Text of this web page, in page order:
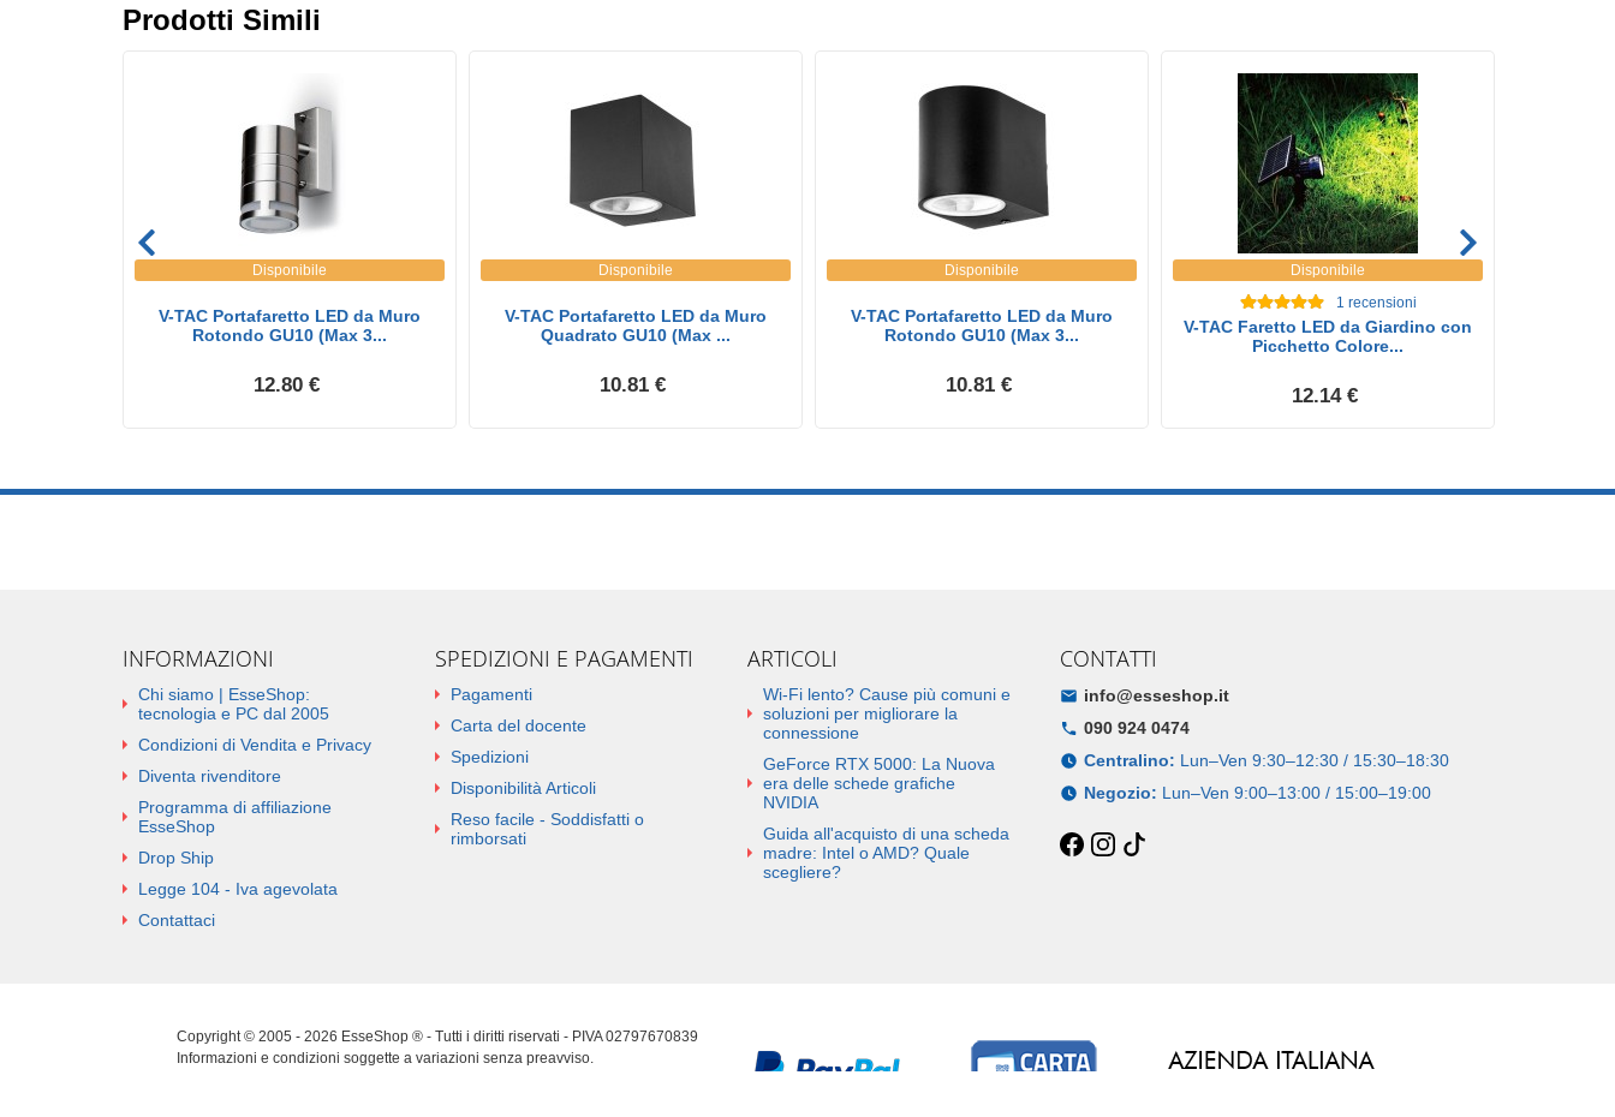
Prodotti Simili
Disponibile
V-TAC Portafaretto LED da Muro
Rotondo GU10 (Max 3...
12.80 €
Disponibile
V-TAC Portafaretto LED da Muro
Quadrato GU10 (Max ...
10.81 €
Disponibile
V-TAC Portafaretto LED da Muro
Rotondo GU10 (Max 3...
10.81 €
Disponibile
1 recensioni
V-TAC Faretto LED da Giardino con
Picchetto Colore...
12.14 €
INFORMAZIONI
Chi siamo | EsseShop:
tecnologia e PC dal 2005
Condizioni di Vendita e Privacy
Diventa rivenditore
Programma di affiliazione
EsseShop
Drop Ship
Legge 104 - Iva agevolata
Contattaci
SPEDIZIONI E PAGAMENTI
Pagamenti
Carta del docente
Spedizioni
Disponibilità Articoli
Reso facile - Soddisfatti o
rimborsati
ARTICOLI
Wi-Fi lento? Cause più comuni e
soluzioni per migliorare la
connessione
GeForce RTX 5000: La Nuova
era delle schede grafiche
NVIDIA
Guida all'acquisto di una scheda
madre: Intel o AMD? Quale
scegliere?
CONTATTI
info@esseshop.it
090 924 0474
Centralino: Lun–Ven 9:30–12:30 / 15:30–18:30
Negozio: Lun–Ven 9:00–13:00 / 15:00–19:00
Copyright © 2005 - 2026 EsseShop ® - Tutti i diritti riservati - PIVA 02797670839
Informazioni e condizioni soggette a variazioni senza preavviso.